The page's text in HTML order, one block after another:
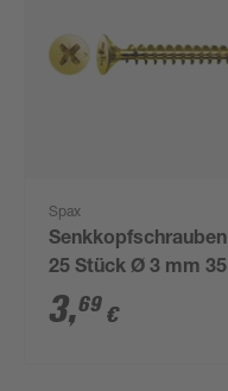
Spax
Senkkopfschrauben
25 Stück Ø 3 mm 35
mm
3,69 €